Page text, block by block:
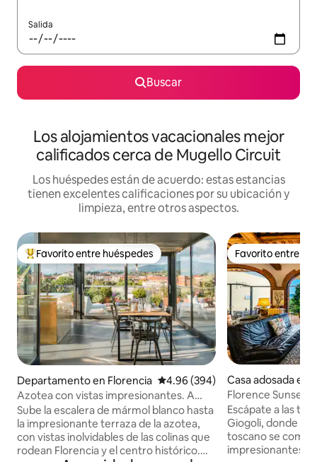
Salida
Buscar
Los alojamientos vacacionales mejor
calificados cerca de Mugello Circuit
Los huéspedes están de acuerdo: estas estancias
tienen excelentes calificaciones por su ubicación y
limpieza, entre otros aspectos.
De los mejores en Favorito entre huéspedes
Favorito entre huéspedes
Departamento en Florencia Calificación promedio: 4.96 de
4.96 (394)
Azotea con vistas impresionantes. A
pocos pasos del Duomo.
Sube la escalera de mármol blanco hasta
la impresionante terraza de la azotea,
con vistas inolvidables de las colinas que
rodean Florencia y el centro histórico.
Favorito entre
Favorito entre
Casa adosada en
Florence Sunset
Escápate a las
Giogoli, donde el
toscano se
impresionantes